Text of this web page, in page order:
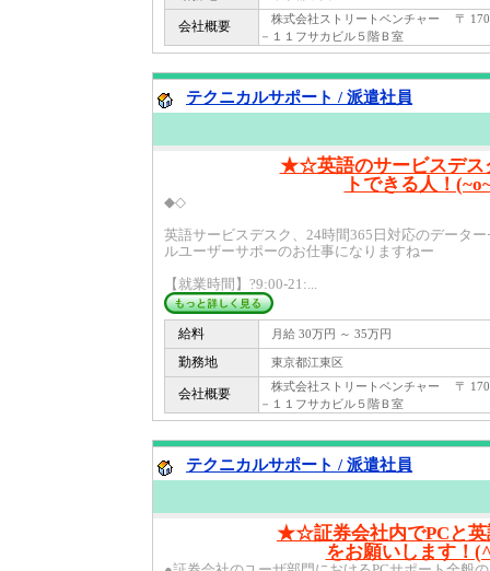
会社概要
株式会社ストリートベンチャー 〒
－１１フサカビル５階Ｂ室
テクニカルサポート / 派遣社員
★☆英語のサービスデス
トできる人！
◆◇
英語サービスデスク、24時間365日対応のデータ
ルユーザーサポーのお仕事になりますねー
【就業時間】?9:00-21:...
給料 月給 30万円 ～ 35万円
勤務地 東京都江東区
会社概要
株式会社ストリートベンチャー 〒
－１１フサカビル５階Ｂ室
テクニカルサポート / 派遣社員
★☆証券会社内でPCと英
をお願いします